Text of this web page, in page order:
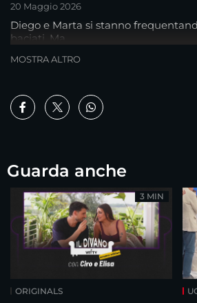
20 Maggio 2026
Diego e Marta si stanno
baciati. Ma..
MOSTRA ALTRO
Guarda anche
ORIGINALS
3 MIN